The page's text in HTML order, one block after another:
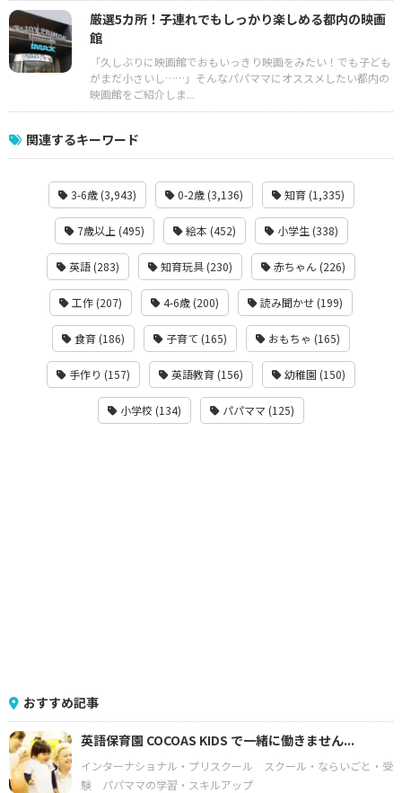
厳選5カ所！子連れでもしっかり楽しめる都内の映画
館
「久しぶりに映画館でおもいっきり映画をみたい！でも子ども
がまだ小さいし……」そんなパパママにオススメしたい都内の
映画館をご紹介しま...
関連するキーワード
3-6歳 (3,943) 0-2歳 (3,136) 知育 (1,335)
7歳以上 (495) 絵本 (452) 小学生 (338)
英語 (283) 知育玩具 (230) 赤ちゃん (226)
工作 (207) 4-6歳 (200) 読み聞かせ (199)
食育 (186) 子育て (165) おもちゃ (165)
手作り (157) 英語教育 (156) 幼稚園 (150)
小学校 (134) パパママ (125)
おすすめ記事
英語保育園 COCOAS KIDS で一緒に働きません...
インターナショナル・プリスクール
スクール・ならいごと・受
験
パパママの学習・スキルアップ